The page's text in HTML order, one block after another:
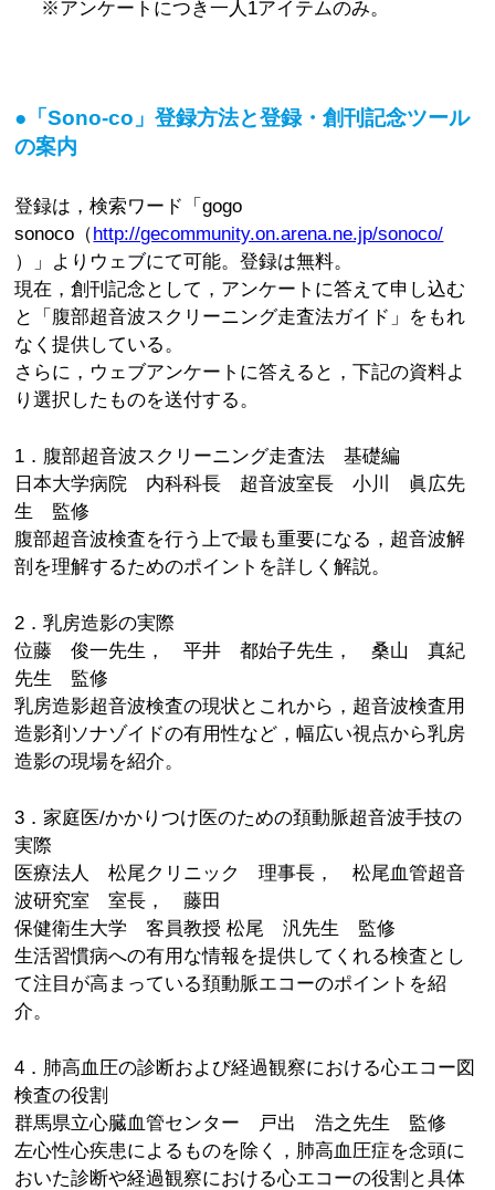
※アンケートにつき一人1アイテムのみ。
●「Sono-co」登録方法と登録・創刊記念ツール
の案内
登録は，検索ワード「gogo
sonoco（http://gecommunity.on.arena.ne.jp/sonoco/
）」よりウェブにて可能。登録は無料。
現在，創刊記念として，アンケートに答えて申し込む
と「腹部超音波スクリーニング走査法ガイド」をもれ
なく提供している。
さらに，ウェブアンケートに答えると，下記の資料よ
り選択したものを送付する。
1．腹部超音波スクリーニング走査法 基礎編
日本大学病院 内科科長 超音波室長 小川 眞広先
生 監修
腹部超音波検査を行う上で最も重要になる，超音波解
剖を理解するためのポイントを詳しく解説。
2．乳房造影の実際
位藤 俊一先生， 平井 都始子先生， 桑山 真紀
先生 監修
乳房造影超音波検査の現状とこれから，超音波検査用
造影剤ソナゾイドの有用性など，幅広い視点から乳房
造影の現場を紹介。
3．家庭医/かかりつけ医のための頚動脈超音波手技の
実際
医療法人 松尾クリニック 理事長， 松尾血管超音
波研究室 室長， 藤田
保健衛生大学 客員教授 松尾 汎先生 監修
生活習慣病への有用な情報を提供してくれる検査とし
て注目が高まっている頚動脈エコーのポイントを紹
介。
4．肺高血圧の診断および経過観察における心エコー図
検査の役割
群馬県立心臓血管センター 戸出 浩之先生 監修
左心性心疾患によるものを除く，肺高血圧症を念頭に
おいた診断や経過観察における心エコーの役割と具体